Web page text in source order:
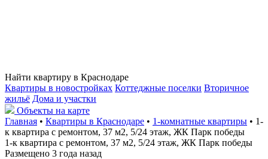
Найти квартиру в Краснодаре
Квартиры в новостройках Коттеджные поселки Вторичное
жильё Дома и участки
Объекты на карте
Главная • Квартиры в Краснодаре • 1-комнатные квартиры • 1-
к квартира с ремонтом, 37 м2, 5/24 этаж, ЖК Парк победы
1-к квартира с ремонтом, 37 м2, 5/24 этаж, ЖК Парк победы
Размещено 3 года назад